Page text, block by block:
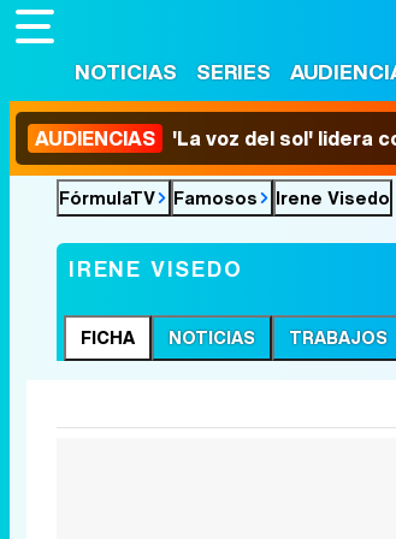
NOTICIAS SERIES
AUDIENCIAS 'La voz del sol' lidera
FórmulaTV Famosos Irene Visedo
IRENE VISEDO
FICHA NOTICIAS TRABAJOS